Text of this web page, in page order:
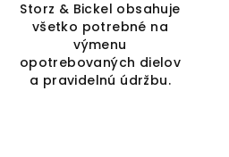
Storz & Bickel obsahuje
všetko potrebné na
výmenu
opotrebovaných dielov
a pravidelnú údržbu.